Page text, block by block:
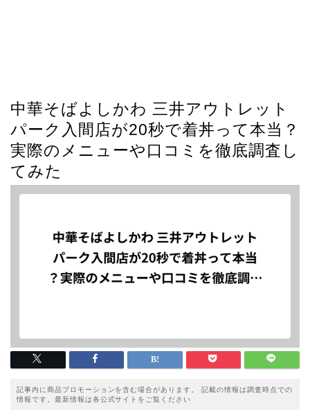
中華そばよしかわ 三井アウトレット
パーク入間店が20秒で着丼って本当？
実際のメニューや口コミを徹底調査し
てみた
記事内に商品プロモーションを含む場合があります。 記載の情報は調査時点での
情報です。最新情報は各公式サイトをご覧ください